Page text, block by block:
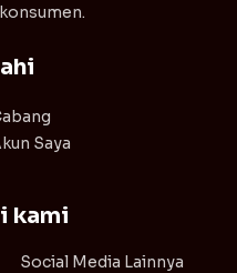
Saya
kami
Social Media Lainnya